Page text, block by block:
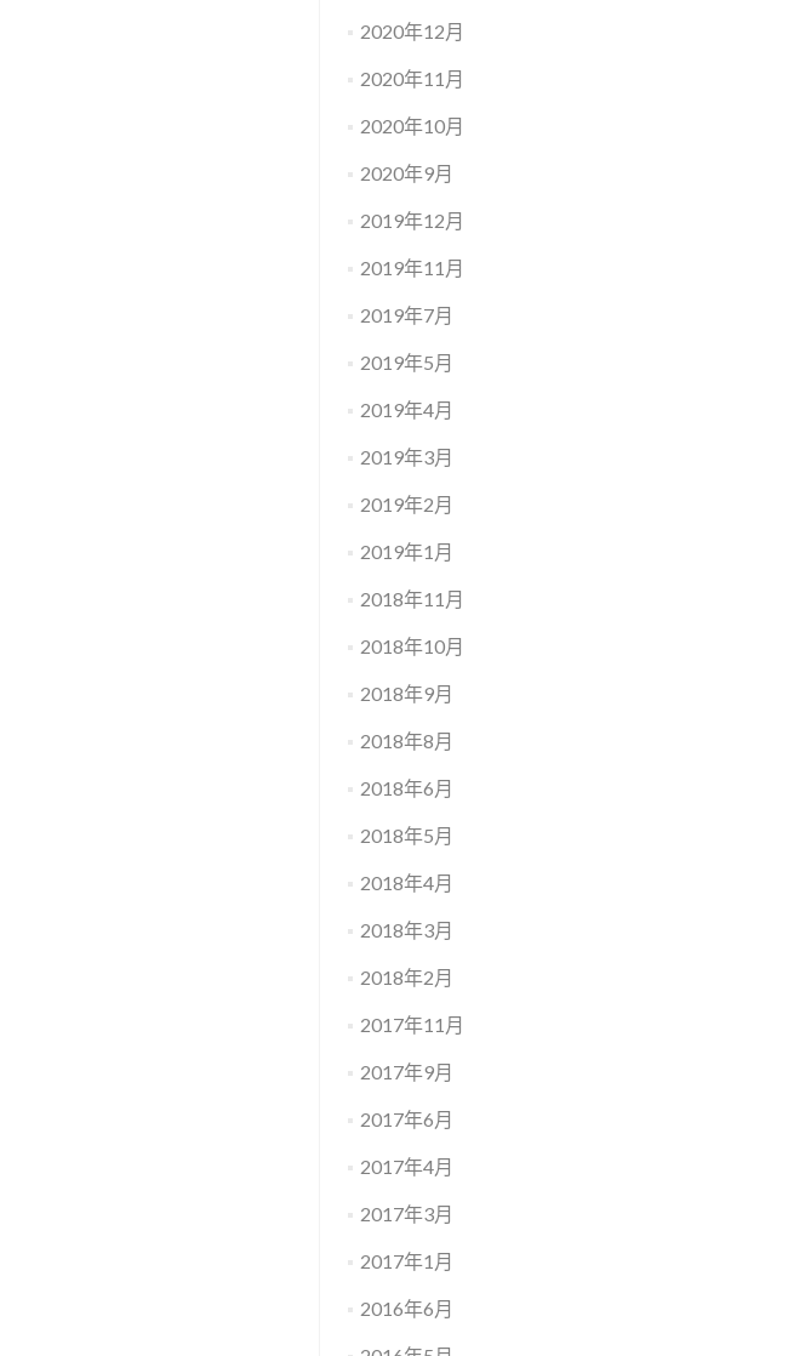
2020年12月
2020年11月
2020年10月
2020年9月
2019年12月
2019年11月
2019年7月
2019年5月
2019年4月
2019年3月
2019年2月
2019年1月
2018年11月
2018年10月
2018年9月
2018年8月
2018年6月
2018年5月
2018年4月
2018年3月
2018年2月
2017年11月
2017年9月
2017年6月
2017年4月
2017年3月
2017年1月
2016年6月